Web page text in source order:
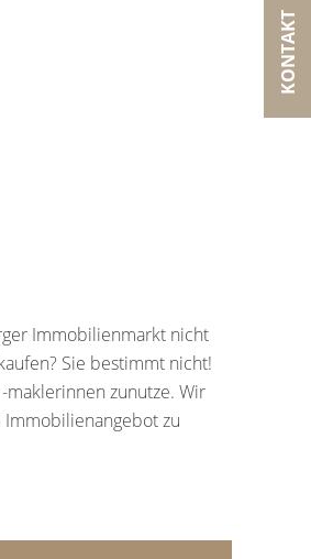
KONTAKT
Immobilienmarkt nicht
Sie bestimmt nicht!
zunutze. Wir
Immobilienangebot zu